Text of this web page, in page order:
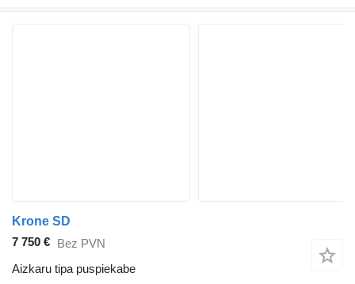
Krone SD
7 750 € Bez PVN
Aizkaru tipa puspiekabe